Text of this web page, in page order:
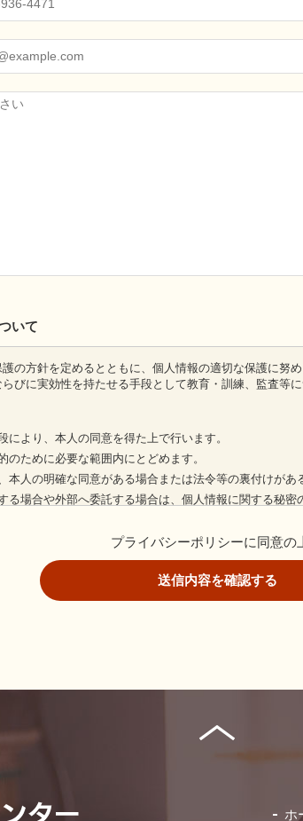
いて
の方針を定めるとともに、個人情報の適切な保護に努め
びに実効性を持たせる手段として教育・訓練、監査等
より、本人の同意を得た上で行います。
ために必要な範囲内にとどめます。
人の明確な同意がある場合または法令等の裏付けがあ
る場合や外部へ委託する場合は、個人情報に関する秘
入手した個人情報は、正確な状態に保ち、不正アクセ
個人情報についてご確認されたい場合には、【
プライバシーポリシーに同意の
送信内容を確認する
ホ